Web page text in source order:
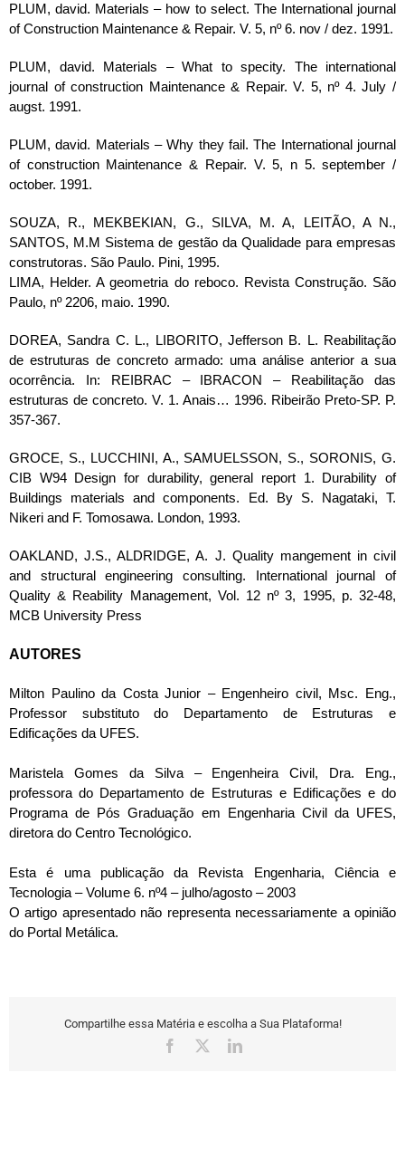
PLUM, david. Materials – how to select. The International journal
of Construction Maintenance & Repair. V. 5, nº 6. nov / dez. 1991.
PLUM, david. Materials – What to specity. The international
journal of construction Maintenance & Repair. V. 5, nº 4. July /
augst. 1991.
PLUM, david. Materials – Why they fail. The International journal
of construction Maintenance & Repair. V. 5, n 5. september /
october. 1991.
SOUZA, R., MEKBEKIAN, G., SILVA, M. A, LEITÃO, A N.,
SANTOS, M.M Sistema de gestão da Qualidade para empresas
construtoras. São Paulo. Pini, 1995.
LIMA, Helder. A geometria do reboco. Revista Construção. São
Paulo, nº 2206, maio. 1990.
DOREA, Sandra C. L., LIBORITO, Jefferson B. L. Reabilitação
de estruturas de concreto armado: uma análise anterior a sua
ocorrência. In: REIBRAC – IBRACON – Reabilitação das
estruturas de concreto. V. 1. Anais… 1996. Ribeirão Preto-SP. P.
357-367.
GROCE, S., LUCCHINI, A., SAMUELSSON, S., SORONIS, G.
CIB W94 Design for durability, general report 1. Durability of
Buildings materials and components. Ed. By S. Nagataki, T.
Nikeri and F. Tomosawa. London, 1993.
OAKLAND, J.S., ALDRIDGE, A. J. Quality mangement in civil
and structural engineering consulting. International journal of
Quality & Reability Management, Vol. 12 nº 3, 1995, p. 32-48,
MCB University Press
AUTORES
Milton Paulino da Costa Junior – Engenheiro civil, Msc. Eng.,
Professor substituto do Departamento de Estruturas e
Edificações da UFES.
Maristela Gomes da Silva – Engenheira Civil, Dra. Eng.,
professora do Departamento de Estruturas e Edificações e do
Programa de Pós Graduação em Engenharia Civil da UFES,
diretora do Centro Tecnológico.
Esta é uma publicação da Revista Engenharia, Ciência e
Tecnologia – Volume 6. nº4 – julho/agosto – 2003
O artigo apresentado não representa necessariamente a opinião
do Portal Metálica.
Compartilhe essa Matéria e escolha a Sua Plataforma!
Facebook LinkedIn